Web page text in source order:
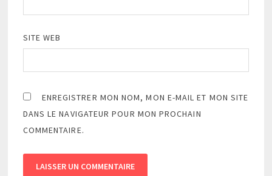
SITE WEB
ENREGISTRER MON NOM, MON E-MAIL ET MON SITE
DANS LE NAVIGATEUR POUR MON PROCHAIN
COMMENTAIRE.